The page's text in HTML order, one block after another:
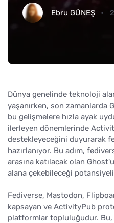
Ebru GÜNEŞ
Dünya genelinde teknoloji
yaşanırken, son
bu gelişmelere hızla ayak
ilerleyen dönemlerinde
destekleyeceğini duyurarak
hazırlanıyor. Bu adım,
arasına katılacak olan
alana çekebileceği
Fediverse, Mastodon,
kapsayan ve ActivityPub
platformlar topluluğudur. Bu,